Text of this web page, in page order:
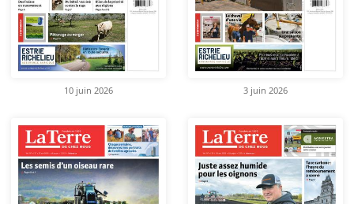
10 juin 2026 3 juin 2026